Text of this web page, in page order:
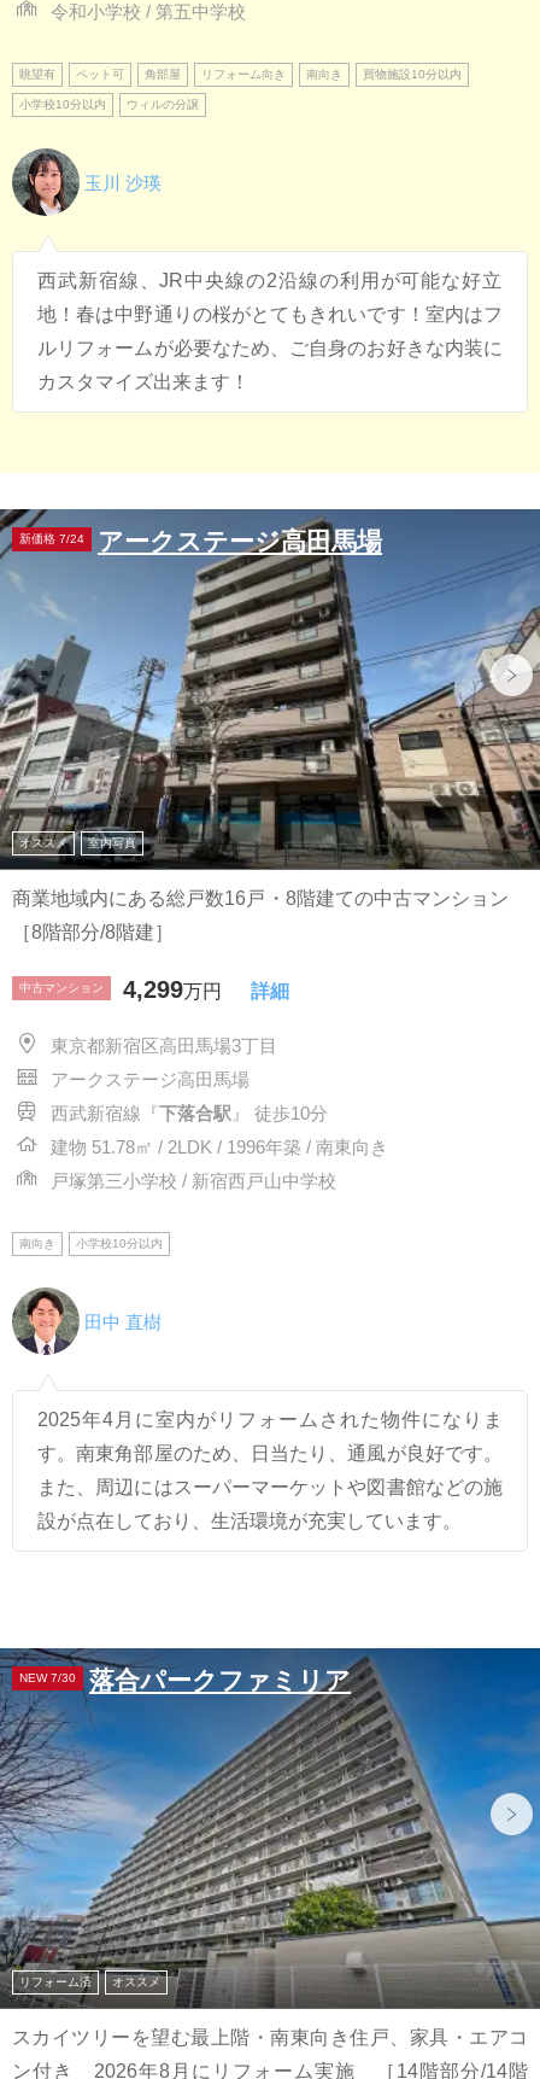
令和小学校 / 第五中学校
眺望有 ペット可 角部屋 リフォーム向き 南向き 買物施設10分以内
小学校10分以内 ウィルの分譲
玉川 沙瑛
西武新宿線、JR中央線の2沿線の利用が可能な好立
地！春は中野通りの桜がとてもきれいです！室内はフ
ルリフォームが必要なため、ご自身のお好きな内装に
カスタマイズ出来ます！
新価格 7/24 アークステージ高田馬場
オススメ 室内写真
商業地域内にある総戸数16戸・8階建ての中古マンション
［8階部分/8階建］
中古マンション 4,299万円 詳細
東京都新宿区高田馬場3丁目
アークステージ高田馬場
西武新宿線『下落合駅 』 徒歩10分
建物 51.78㎡ / 2LDK / 1996年築 / 南東向き
戸塚第三小学校 / 新宿西戸山中学校
南向き 小学校10分以内
田中 直樹
2025年4月に室内がリフォームされた物件になりま
す。南東角部屋のため、日当たり、通風が良好です。
また、周辺にはスーパーマーケットや図書館などの施
設が点在しており、生活環境が充実しています。
NEW 7/30 落合パークファミリア
リフォーム済 オススメ
スカイツリーを望む最上階・南東向き住戸、家具・エアコ
ン付き 2026年8月にリフォーム実施 ［14階部分/14階